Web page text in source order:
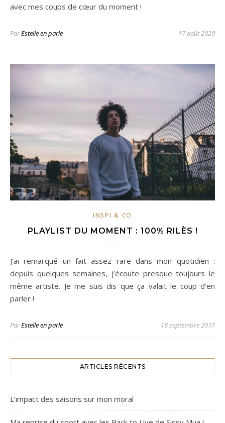
avec mes coups de cœur du moment !
ParEstelle en parle 17 août 2020
INSPI & CO
PLAYLIST DU MOMENT : 100% RILÈS !
J’ai remarqué un fait assez rare dans mon quotidien :
depuis quelques semaines, j’écoute presque toujours le
même artiste. Je me suis dis que ça valait le coup d’en
parler !
ParEstelle en parle 18 septembre 2017
ARTICLES RÉCENTS
L’impact des saisons sur mon moral